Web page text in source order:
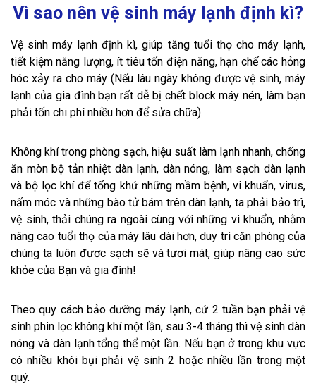
Vì sao nên vệ sinh máy lạnh định kì?
Vệ sinh máy lạnh định kì, giúp tăng tuổi thọ cho máy lạnh,
tiết kiệm năng lượng, ít tiêu tốn điện năng, hạn chế các hỏng
hóc xảy ra cho máy (Nếu lâu ngày không được vệ sinh, máy
lạnh của gia đình bạn rất dễ bị chết block máy nén, làm bạn
phải tốn chi phí nhiều hơn để sửa chữa).
Không khí trong phòng sạch, hiệu suất làm lạnh nhanh, chống
ăn mòn bộ tản nhiệt dàn lạnh, dàn nóng, làm sạch dàn lạnh
và bộ lọc khí để tống khứ những mầm bệnh, vi khuẩn, virus,
nấm móc và những bào tử bám trên dàn lạnh, ta phải bảo trì,
vệ sinh, thải chúng ra ngoài cùng với những vi khuẩn, nhằm
nâng cao tuổi thọ của máy lâu dài hơn, duy trì căn phòng của
chúng ta luôn đươc sạch sẽ và tươi mát, giúp nâng cao sức
khỏe của Bạn và gia đình!
Theo quy cách bảo dưỡng máy lạnh, cứ 2 tuần bạn phải vệ
sinh phin lọc không khí một lần, sau 3-4 tháng thì vệ sinh dàn
nóng và dàn lạnh tổng thể một lần. Nếu bạn ở trong khu vực
có nhiều khói bụi phải vệ sinh 2 hoặc nhiều lần trong một
quý.